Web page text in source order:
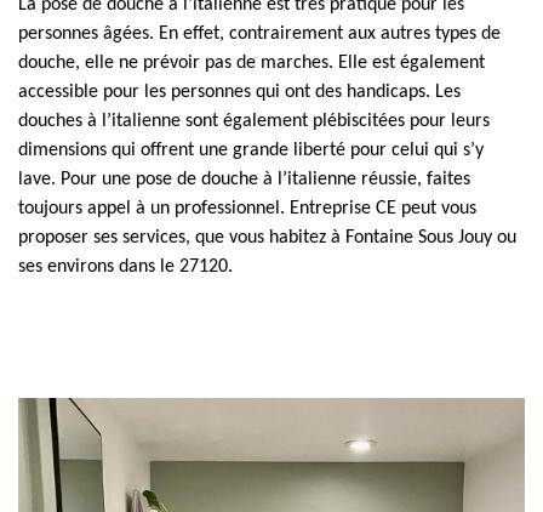
La pose de douche à l’italienne est très pratique pour les
personnes âgées. En effet, contrairement aux autres types de
douche, elle ne prévoir pas de marches. Elle est également
accessible pour les personnes qui ont des handicaps. Les
douches à l’italienne sont également plébiscitées pour leurs
dimensions qui offrent une grande liberté pour celui qui s’y
lave. Pour une pose de douche à l’italienne réussie, faites
toujours appel à un professionnel. Entreprise CE peut vous
proposer ses services, que vous habitez à Fontaine Sous Jouy ou
ses environs dans le 27120.